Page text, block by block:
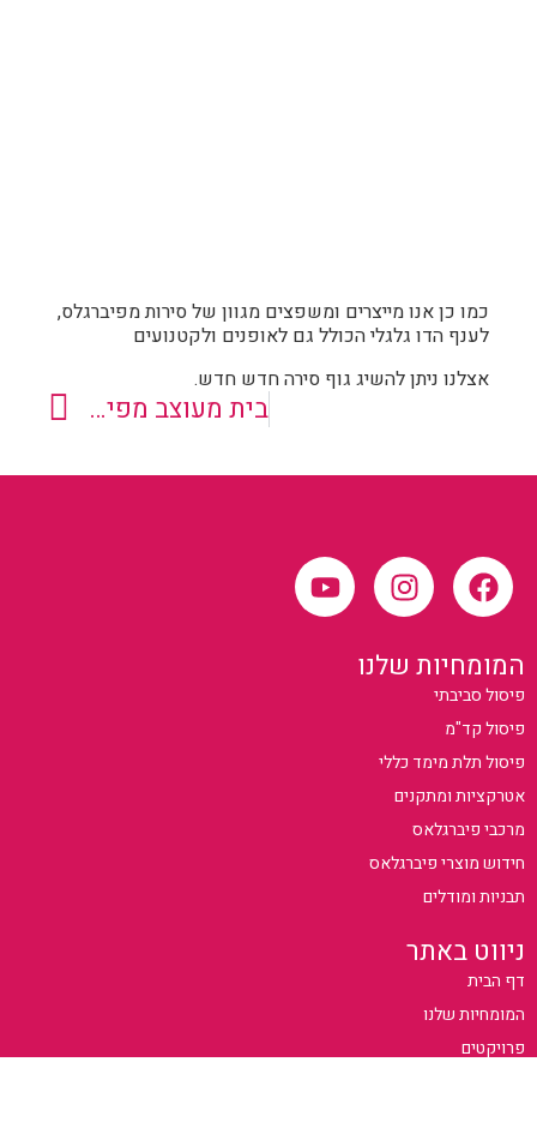
כמו כן אנו מייצרים ומשפצים מגוון של סירות מפיברגלס,
לענף הדו גלגלי הכולל גם לאופנים ולקטנועים
אצלנו ניתן להשיג גוף סירה חדש חדש.
בית מעוצב מפיברגלס לחתול
המומחיות שלנו
פיסול סביבתי
פיסול קד"מ
פיסול תלת מימד כללי
אטרקציות ומתקנים
מרכבי פיברגלאס
חידוש מוצרי פיברגלאס
תבניות ומודלים
ניווט באתר
דף הבית
המומחיות שלנו
פרויקטים